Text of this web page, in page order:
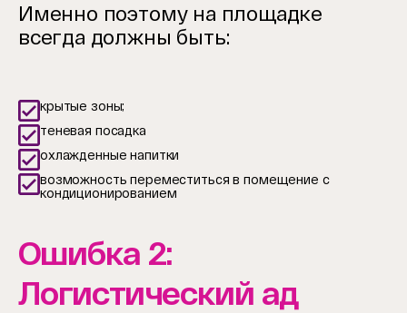
Именно поэтому на площадке
всегда должны быть:
крытые зоны;
теневая посадка
охлажденные напитки
возможность переместиться в помещение с
кондиционированием
Ошибка 2:
Логистический ад